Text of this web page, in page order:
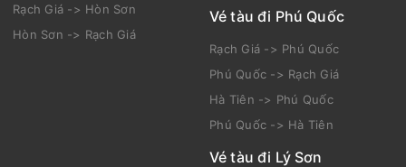
Rạch Giá -> Hòn Sơn
Hòn Sơn -> Rạch Giá
Vé tàu đi Phú Quốc
Rạch Giá -> Phú Quốc
Phú Quốc -> Rạch Giá
Hà Tiên -> Phú Quốc
Phú Quốc -> Hà Tiên
Vé tàu đi Lý Sơn